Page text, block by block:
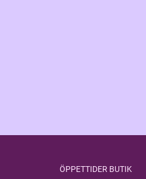
ÖPPETTIDER BUTIK